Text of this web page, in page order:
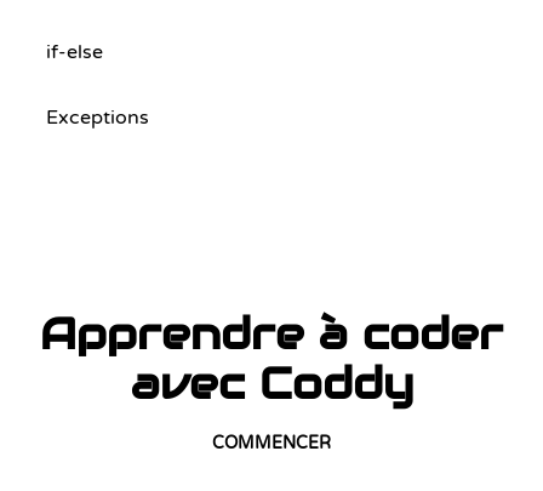
if-else
Exceptions
Apprendre à coder
avec Coddy
COMMENCER